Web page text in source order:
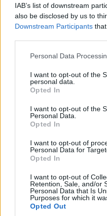
IAB’s list of downstream
also be disclosed by us to
Downstream Participants
Please note that this
not limited to your visit or
grant or deny consent to
use your data for below
consent section.
Personal Data
I want to opt-out of the
personal data.
Opted In
I want to opt-out of the
Personal Data.
Opted In
I want to opt-out of
Personal Data for
Opted In
I want to opt-out of
Retention, Sale, and/or
Personal Data that Is
Purposes for which it
Opted Out